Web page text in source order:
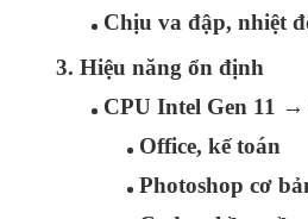
Chịu va đập, nhiệt
3. Hiệu năng ổn định
CPU Intel Gen 11
Office, kế toán
Photoshop cơ